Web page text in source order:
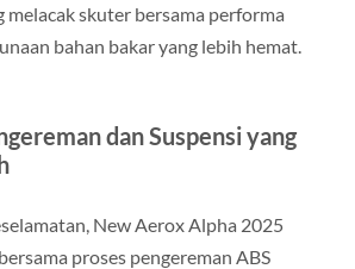
melacak skuter bersama performa
bahan bakar yang lebih hemat.
dan Suspensi yang
New Aerox Alpha 2025
proses pengereman ABS